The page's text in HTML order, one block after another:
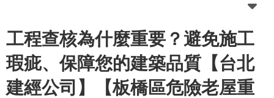
工程查核為什麼重要？避免施工
瑕疵、保障您的建築品質【台北
建經公司】【板橋區危險老屋重